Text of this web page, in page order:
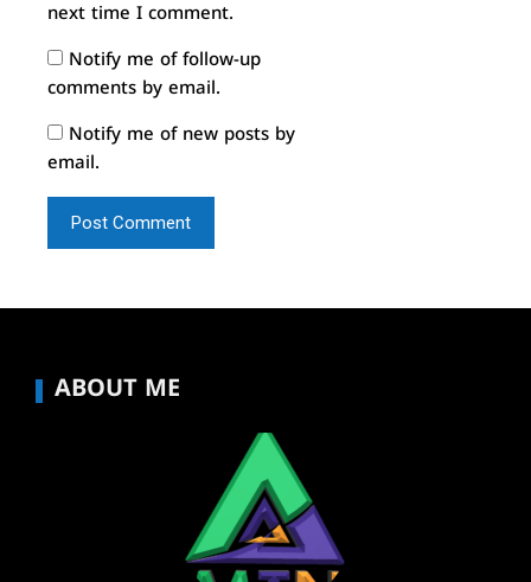
next time I comment.
Notify me of follow-up
comments by email.
Notify me of new posts by
email.
ABOUT ME